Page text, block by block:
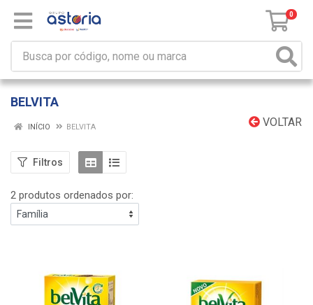
0
BELVITA
VOLTAR
INÍCIO BELVITA
Filtros
2 produtos ordenados por: